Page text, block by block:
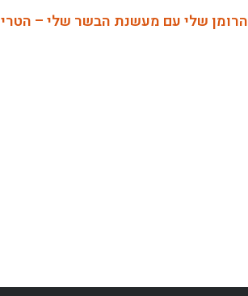
הרומן שלי עם מעשנת הבשר שלי –